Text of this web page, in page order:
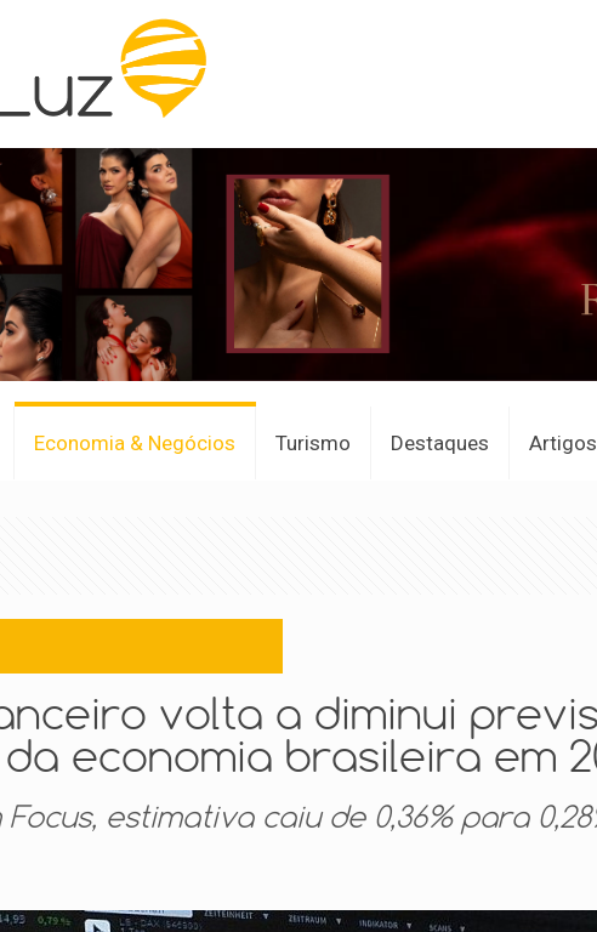
Economia & Negócios Turismo Destaques Artigos
volta a diminui
economia brasileira em
estimativa caiu de 0,36% para